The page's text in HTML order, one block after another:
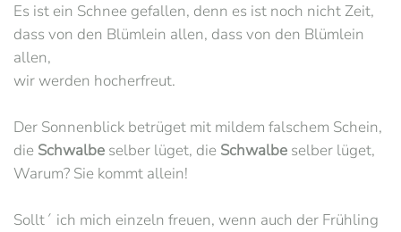
Es ist ein Schnee gefallen, denn es ist noch nicht Zeit,
dass von den Blümlein allen, dass von den Blümlein
allen,
wir werden hocherfreut.
Der Sonnenblick betrüget mit mildem falschem Schein,
die Schwalbe selber lüget, die Schwalbe selber lüget,
Warum? Sie kommt allein!
Sollt´ ich mich einzeln freuen, wenn auch der Frühling